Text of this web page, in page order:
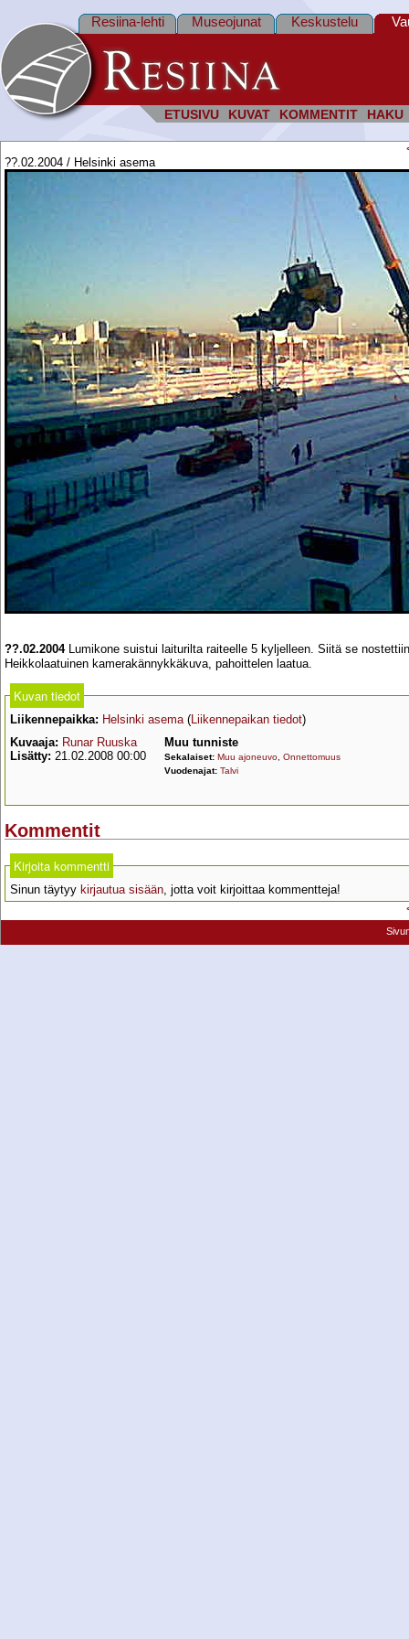
ETUSIVU KUVAT KOMMENTIT HAKU
Resiina-lehti Museojunat Keskustelu
??.02.2004 / Helsinki asema
??.02.2004Lumikone suistui laiturilta raiteelle 5 kyljelleen. Siitä se
Heikkolaatuinen kamerakännykkäkuva, pahoittelen laatua.
Kuvan tiedot
Liikennepaikka: Helsinki asema(Liikennepaikan tiedot)
Kuvaaja: Runar Ruuska
Lisätty: 21.02.2008 00:00
Muu tunniste
Sekalaiset: Muu ajoneuvo Onnettomuus
Vuodenajat: Talvi
Kommentit
Kirjoita kommentti
Sinun täytyy kirjautua sisään, jotta voit kirjoittaa kommentteja!